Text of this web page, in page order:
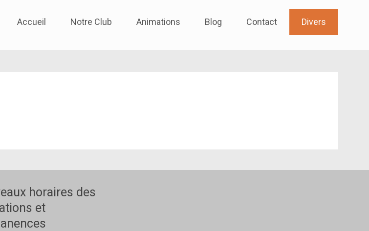
to
Accueil Notre Club Animations Blog Contact Divers
horaires des
et